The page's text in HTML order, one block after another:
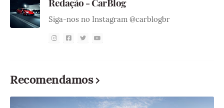
Siga-nos no Instagram @carblogbr
Recomendamos